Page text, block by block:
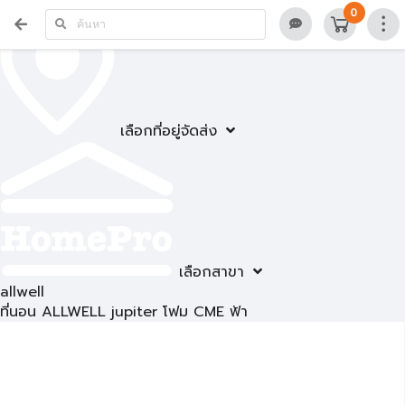
เลือกที่อยู่จัดส่ง
เลือกสาขา
0
allwell
ที่นอน ALLWELL jupiter โฟม CME ฟ้า